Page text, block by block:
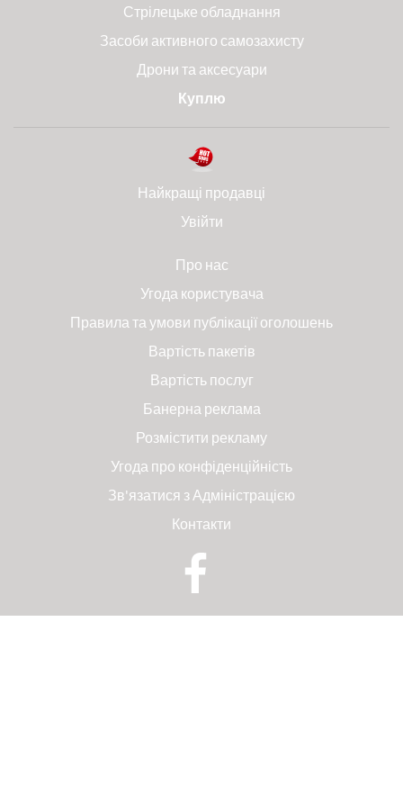
Стрілецьке обладнання
Засоби активного самозахисту
Дрони та аксесуари
Куплю
Найкращі продавці
Увійти
Про нас
Угода користувача
Правила та умови публікації оголошень
Вартість пакетів
Вартість послуг
Банерна реклама
Розмістити рекламу
Угода про конфіденційність
Зв'язатися з Адміністрацією
Контакти